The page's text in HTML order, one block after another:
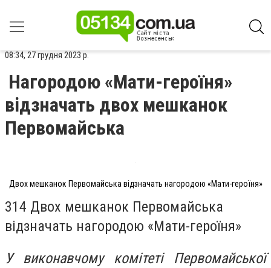
08:34, 27 грудня 2023 р.
Нагородою «Мати-героїня»
відзначать двох мешканок
Первомайська
Двох мешканок Первомайська відзначать нагородою «Мати-героїня»
314 Двох мешканок Первомайська
відзначать нагородою «Мати-героїня»
У виконавчому комітеті Первомайської